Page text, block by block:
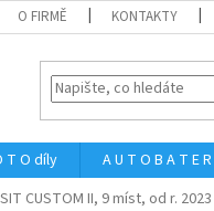
O FIRMĚ KONTAKTY
T O díly A U T O B A T E R
CUSTOM II, 9 míst, od r. 2023